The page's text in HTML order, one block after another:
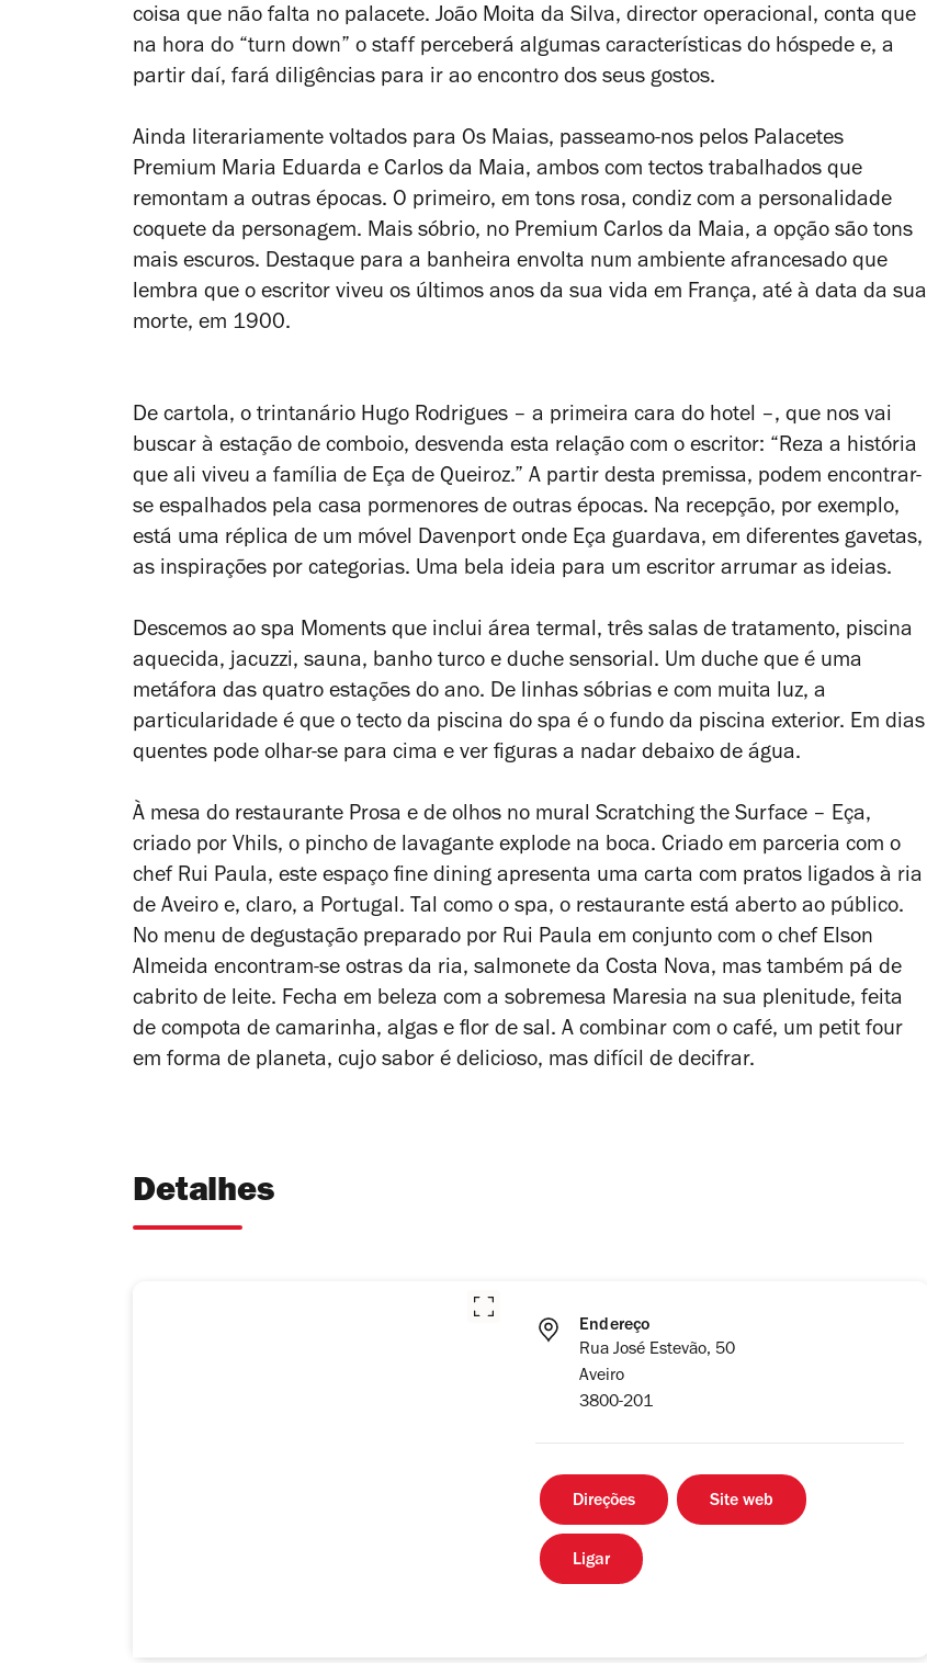
coisa que não falta no palacete. João Moita da Silva, director operacional, conta que
na hora do “turn down” o staff perceberá algumas características do hóspede e, a
partir daí, fará diligências para ir ao encontro dos seus gostos.
Ainda literariamente voltados para Os Maias, passeamo-nos pelos Palacetes
Premium Maria Eduarda e Carlos da Maia, ambos com tectos trabalhados que
remontam a outras épocas. O primeiro, em tons rosa, condiz com a personalidade
coquete da personagem. Mais sóbrio, no Premium Carlos da Maia, a opção são tons
mais escuros. Destaque para a banheira envolta num ambiente afrancesado que
lembra que o escritor viveu os últimos anos da sua vida em França, até à data da sua
morte, em 1900.
De cartola, o trintanário Hugo Rodrigues – a primeira cara do hotel –, que nos vai
buscar à estação de comboio, desvenda esta relação com o escritor: “Reza a história
que ali viveu a família de Eça de Queiroz.” A partir desta premissa, podem encontrar-
se espalhados pela casa pormenores de outras épocas. Na recepção, por exemplo,
está uma réplica de um móvel Davenport onde Eça guardava, em diferentes gavetas,
as inspirações por categorias. Uma bela ideia para um escritor arrumar as ideias.
Descemos ao spa Moments que inclui área termal, três salas de tratamento, piscina
aquecida, jacuzzi, sauna, banho turco e duche sensorial. Um duche que é uma
metáfora das quatro estações do ano. De linhas sóbrias e com muita luz, a
particularidade é que o tecto da piscina do spa é o fundo da piscina exterior. Em dias
quentes pode olhar-se para cima e ver figuras a nadar debaixo de água.
À mesa do restaurante Prosa e de olhos no mural Scratching the Surface – Eça,
criado por Vhils, o pincho de lavagante explode na boca. Criado em parceria com o
chef Rui Paula, este espaço fine dining apresenta uma carta com pratos ligados à ria
de Aveiro e, claro, a Portugal. Tal como o spa, o restaurante está aberto ao público.
No menu de degustação preparado por Rui Paula em conjunto com o chef Elson
Almeida encontram-se ostras da ria, salmonete da Costa Nova, mas também pá de
cabrito de leite. Fecha em beleza com a sobremesa Maresia na sua plenitude, feita
de compota de camarinha, algas e flor de sal. A combinar com o café, um petit four
em forma de planeta, cujo sabor é delicioso, mas difícil de decifrar.
Detalhes
Endereço
Rua José Estevão, 50
Aveiro
3800-201
Direções Site web
Ligar